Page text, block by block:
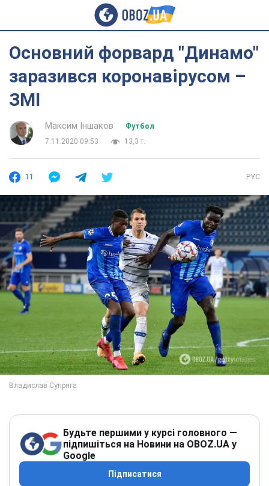
Основний форвард "Динамо"
заразився коронавірусом –
ЗМІ
Максим Іншаков
Футбол
7.11.2020 09:53
13,3 т.
11 РУС
Будьте першими у курсі головного —
підпишіться на Новини на OBOZ.UA у
Google
Підписатися